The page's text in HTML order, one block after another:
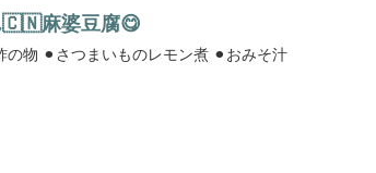
🇨🇳麻婆豆腐😋
⚫︎麻婆豆腐 ⚫︎きゅうりの酢の物 ⚫︎さつまいものレモン煮 ⚫︎おみそ汁